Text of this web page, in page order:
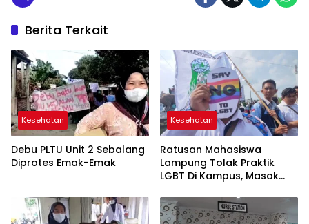
Berita Terkait
Kesehatan
Debu PLTU Unit 2 Sebalang
Diprotes Emak-Emak
Kesehatan
Ratusan Mahasiswa
Lampung Tolak Praktik
LGBT Di Kampus, Masak